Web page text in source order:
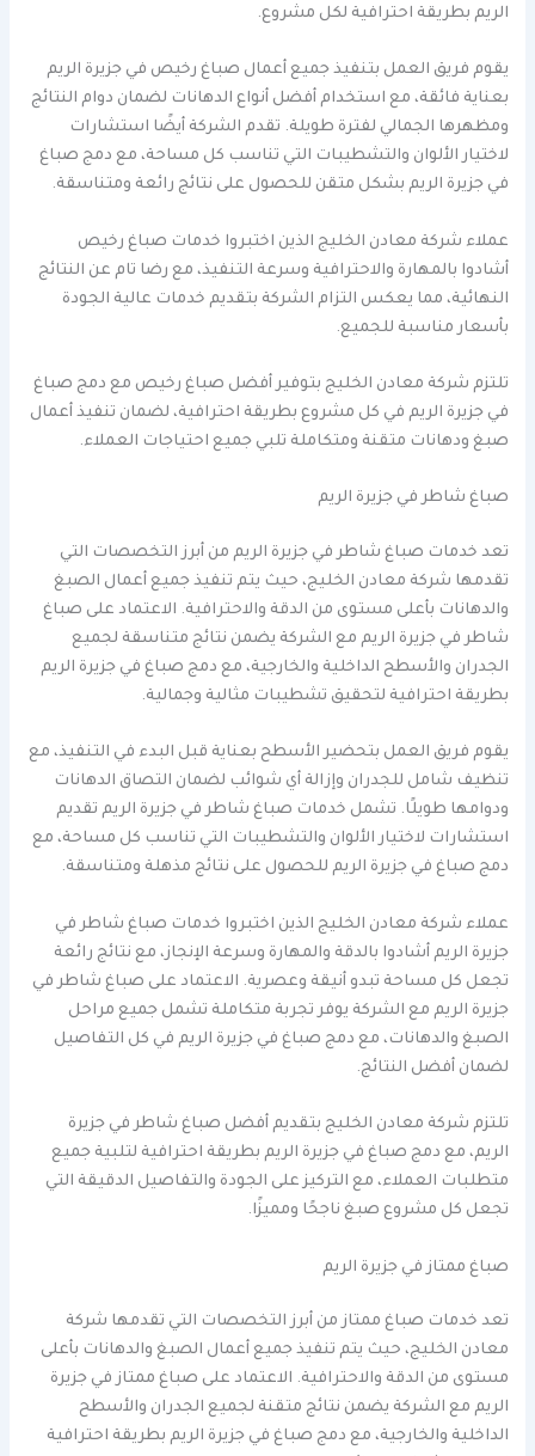
الريم بطريقة احترافية لكل مشروع.
يقوم فريق العمل بتنفيذ جميع أعمال صباغ رخيص في جزيرة الريم
بعناية فائقة، مع استخدام أفضل أنواع الدهانات لضمان دوام النتائج
ومظهرها الجمالي لفترة طويلة. تقدم الشركة أيضًا استشارات
لاختيار الألوان والتشطيبات التي تناسب كل مساحة، مع دمج صباغ
في جزيرة الريم بشكل متقن للحصول على نتائج رائعة ومتناسقة.
عملاء شركة معادن الخليج الذين اختبروا خدمات صباغ رخيص
أشادوا بالمهارة والاحترافية وسرعة التنفيذ، مع رضا تام عن النتائج
النهائية، مما يعكس التزام الشركة بتقديم خدمات عالية الجودة
بأسعار مناسبة للجميع.
تلتزم شركة معادن الخليج بتوفير أفضل صباغ رخيص مع دمج صباغ
في جزيرة الريم في كل مشروع بطريقة احترافية، لضمان تنفيذ أعمال
صبغ ودهانات متقنة ومتكاملة تلبي جميع احتياجات العملاء.
صباغ شاطر في جزيرة الريم
تعد خدمات صباغ شاطر في جزيرة الريم من أبرز التخصصات التي
تقدمها شركة معادن الخليج، حيث يتم تنفيذ جميع أعمال الصبغ
والدهانات بأعلى مستوى من الدقة والاحترافية. الاعتماد على صباغ
شاطر في جزيرة الريم مع الشركة يضمن نتائج متناسقة لجميع
الجدران والأسطح الداخلية والخارجية، مع دمج صباغ في جزيرة الريم
بطريقة احترافية لتحقيق تشطيبات مثالية وجمالية.
يقوم فريق العمل بتحضير الأسطح بعناية قبل البدء في التنفيذ، مع
تنظيف شامل للجدران وإزالة أي شوائب لضمان التصاق الدهانات
ودوامها طويلًا. تشمل خدمات صباغ شاطر في جزيرة الريم تقديم
استشارات لاختيار الألوان والتشطيبات التي تناسب كل مساحة، مع
دمج صباغ في جزيرة الريم للحصول على نتائج مذهلة ومتناسقة.
عملاء شركة معادن الخليج الذين اختبروا خدمات صباغ شاطر في
جزيرة الريم أشادوا بالدقة والمهارة وسرعة الإنجاز، مع نتائج رائعة
تجعل كل مساحة تبدو أنيقة وعصرية. الاعتماد على صباغ شاطر في
جزيرة الريم مع الشركة يوفر تجربة متكاملة تشمل جميع مراحل
الصبغ والدهانات، مع دمج صباغ في جزيرة الريم في كل التفاصيل
لضمان أفضل النتائج.
تلتزم شركة معادن الخليج بتقديم أفضل صباغ شاطر في جزيرة
الريم، مع دمج صباغ في جزيرة الريم بطريقة احترافية لتلبية جميع
متطلبات العملاء، مع التركيز على الجودة والتفاصيل الدقيقة التي
تجعل كل مشروع صبغ ناجحًا ومميزًا.
صباغ ممتاز في جزيرة الريم
تعد خدمات صباغ ممتاز من أبرز التخصصات التي تقدمها شركة
معادن الخليج، حيث يتم تنفيذ جميع أعمال الصبغ والدهانات بأعلى
مستوى من الدقة والاحترافية. الاعتماد على صباغ ممتاز في جزيرة
الريم مع الشركة يضمن نتائج متقنة لجميع الجدران والأسطح
الداخلية والخارجية، مع دمج صباغ في جزيرة الريم بطريقة احترافية